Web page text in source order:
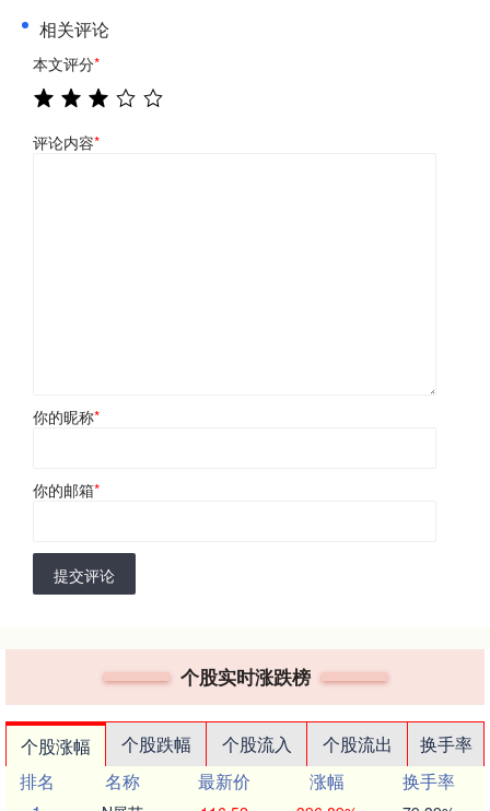
相关评论
本文评分*
评论内容*
你的昵称*
你的邮箱*
提交评论
个股实时涨跌榜
个股涨幅 个股跌幅 个股流入 个股流出
换手率
排名
名称 最新价 涨幅
换手率